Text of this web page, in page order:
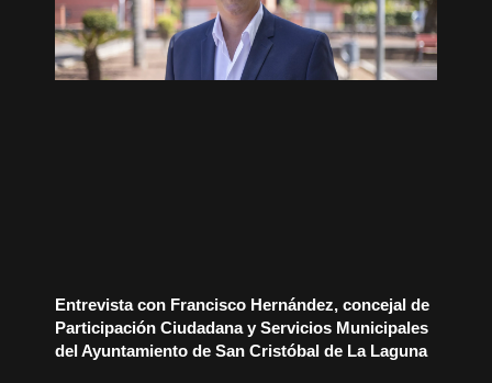
Entrevista con Francisco Hernández, concejal de
Participación Ciudadana y Servicios Municipales
del Ayuntamiento de San Cristóbal de La Laguna